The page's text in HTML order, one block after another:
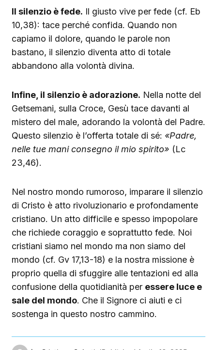
Il silenzio è fede. Il giusto vive per fede (cf. Eb
10,38): tace perché confida. Quando non
capiamo il dolore, quando le parole non
bastano, il silenzio diventa atto di totale
abbandono alla volontà divina.
Infine, il silenzio è adorazione. Nella notte del
Getsemani, sulla Croce, Gesù tace davanti al
mistero del male, adorando la volontà del Padre.
Questo silenzio è l’offerta totale di sé: «Padre,
nelle tue mani consegno il mio spirito» (Lc
23,46).
Nel nostro mondo rumoroso, imparare il silenzio
di Cristo è atto rivoluzionario e profondamente
cristiano. Un atto difficile e spesso impopolare
che richiede coraggio e soprattutto fede. Noi
cristiani siamo nel mondo ma non siamo del
mondo (cf. Gv 17,13-18) e la nostra missione è
proprio quella di sfuggire alle tentazioni ed alla
confusione della quotidianità per essere luce e
sale del mondo. Che il Signore ci aiuti e ci
sostenga in questo nostro cammino.